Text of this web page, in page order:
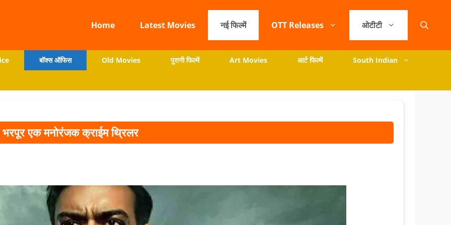
Home Latest Movies नई फिल्में OTT Releases ओटीटी
बॉक्स ऑफिस Old Movies पुरानी फिल्में Art Movies आर्ट फिल्में South Indian
एक मनोरंजक क्राईम थ्रिलर